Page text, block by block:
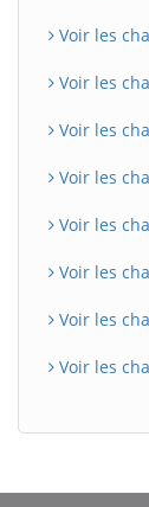
Voir les
Voir les
Voir les
Voir les
Voir les
Voir les
Voir les
Voir les